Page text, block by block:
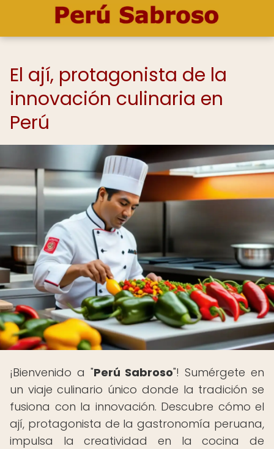
El ají, protagonista de la
innovación culinaria en
Perú
¡Bienvenido a "Perú Sabroso"! Sumérgete en
un viaje culinario único donde la tradición se
fusiona con la innovación. Descubre cómo el
ají, protagonista de la gastronomía peruana,
impulsa la creatividad en la cocina de